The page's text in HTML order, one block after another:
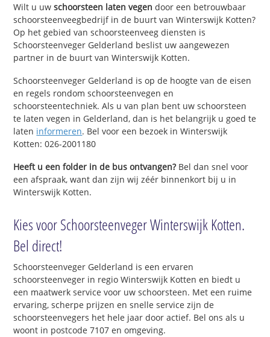
Wilt u uwschoorsteen laten vegen door een betrouwbaar
schoorsteenveegbedrijf in de buurt van Winterswijk Kotten?
Op het gebied van schoorsteenveeg diensten is
Schoorsteenveger Gelderland beslist uw aangewezen
partner in de buurt van Winterswijk Kotten.
Schoorsteenveger Gelderland is op de hoogte van de eisen
en regels rondom schoorsteenvegen en
schoorsteentechniek. Als u van plan bent uw schoorsteen
te laten vegen in Gelderland, dan is het belangrijk u goed te
laten informeren. Bel voor een bezoek in Winterswijk
Kotten: 026-2001180
Heeft u een folder in de bus ontvangen?Bel dan snel voor
een afspraak, want dan zijn wij zéér binnenkort bij u in
Winterswijk Kotten.
Kies voor Schoorsteenveger Winterswijk Kotten.
Bel direct!
Schoorsteenveger Gelderland is een ervaren
schoorsteenveger in regio Winterswijk Kotten en biedt u
een maatwerk service voor uw schoorsteen. Met een ruime
ervaring, scherpe prijzen en snelle service zijn de
schoorsteenvegers het hele jaar door actief. Bel ons als u
woont in postcode 7107 en omgeving.